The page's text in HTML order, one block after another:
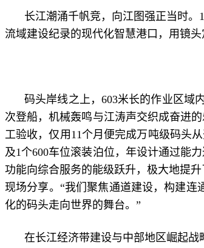
长江潮涌千帆竞，向江图强正当时
流域建设纪录的现代化智慧港口，用镜
码头岸线之上， 603米长的作业区域
次登船，机械轰鸣与江涛声交织成奋进
工验收，仅用11个月便完成万吨级码头
及1个600车位滚装泊位，年设计通过能
功能向综合服务的能级跃升，极大地提
现场分享。“我们聚焦通道建设，构建连
化的码头走向世界的舞台。”
在长江经济带建设与中部地区崛起